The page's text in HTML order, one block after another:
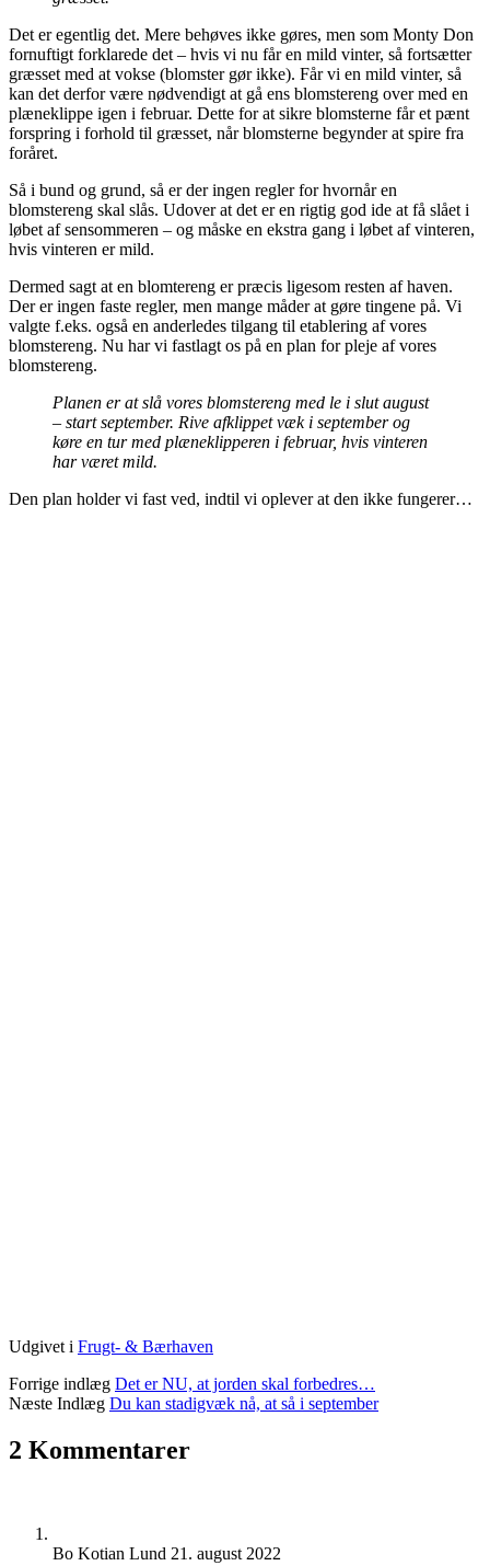
Det er egentlig det. Mere behøves ikke gøres, men som Monty Don
fornuftigt forklarede det – hvis vi nu får en mild vinter, så fortsætter
græsset med at vokse (blomster gør ikke). Får vi en mild vinter, så
kan det derfor være nødvendigt at gå ens blomstereng over med en
plæneklippe igen i februar. Dette for at sikre blomsterne får et pænt
forspring i forhold til græsset, når blomsterne begynder at spire fra
foråret.
Så i bund og grund, så er der ingen regler for hvornår en
blomstereng skal slås. Udover at det er en rigtig god ide at få slået i
løbet af sensommeren – og måske en ekstra gang i løbet af vinteren,
hvis vinteren er mild.
Dermed sagt at en blomtereng er præcis ligesom resten af haven.
Der er ingen faste regler, men mange måder at gøre tingene på. Vi
valgte f.eks. også en anderledes tilgang til etablering af vores
blomstereng. Nu har vi fastlagt os på en plan for pleje af vores
blomstereng.
Planen er at slå vores blomstereng med le i slut august
– start september. Rive afklippet væk i september og
køre en tur med plæneklipperen i februar, hvis vinteren
har været mild.
Den plan holder vi fast ved, indtil vi oplever at den ikke fungerer…
Udgivet i Frugt- & Bærhaven
Forrige indlæg Det er NU, at jorden skal forbedres…
Næste Indlæg Du kan stadigvæk nå, at så i september
2 Kommentarer
Bo Kotian Lund 21. august 2022